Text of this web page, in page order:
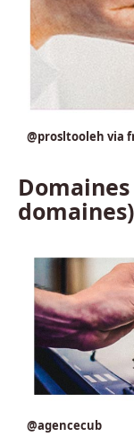
@prosltooleh via
domaines)
@agencecub